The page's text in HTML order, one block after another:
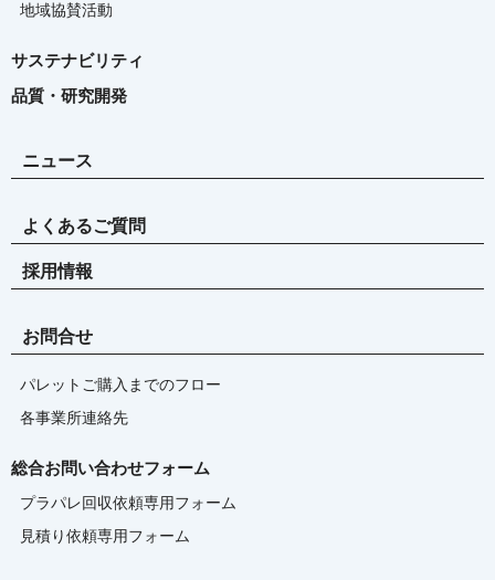
地域協賛活動
サステナビリティ
品質・研究開発
ニュース
よくあるご質問
採用情報
お問合せ
パレットご購入までのフロー
各事業所連絡先
総合お問い合わせフォーム
プラパレ回収依頼専用フォーム
見積り依頼専用フォーム